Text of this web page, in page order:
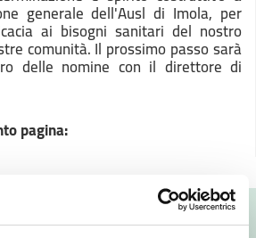
generale dell'Ausl di Imola, per
ai bisogni sanitari del nostro
comunità. Il prossimo passo sarà
delle nomine con il direttore di
pagina: